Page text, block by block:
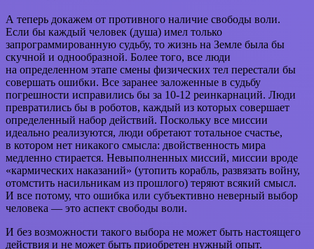
А теперь докажем от противного наличие свободы воли.
Если бы каждый человек (душа) имел только
запрограммированную судьбу, то жизнь на Земле была бы
скучной и однообразной. Более того, все люди
на определенном этапе смены физических тел перестали бы
совершать ошибки. Все заранее заложенные в судьбу
погрешности исправились бы за 10-12 реинкарнаций. Люди
превратились бы в роботов, каждый из которых совершает
определенный набор действий. Поскольку все миссии
идеально реализуются, люди обретают тотальное счастье,
в котором нет никакого смысла: двойственность мира
медленно стирается. Невыполненных миссий, миссии вроде
«кармических наказаний» (утопить корабль, развязать войну,
отомстить насильникам из прошлого) теряют всякий смысл.
И все потому, что ошибка или субъективно неверный выбор
человека — это аспект свободы воли.
И без возможности такого выбора не может быть настоящего
действия и не может быть приобретен нужный опыт.